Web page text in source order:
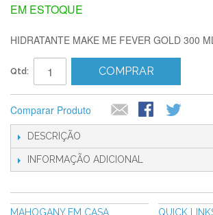
EM ESTOQUE
HIDRATANTE MAKE ME FEVER GOLD 300
Qtd: COMPRAR
Comparar Produto
DESCRIÇÃO
INFORMAÇÃO ADICIONAL
MAHOGANY EM CASA QUICK